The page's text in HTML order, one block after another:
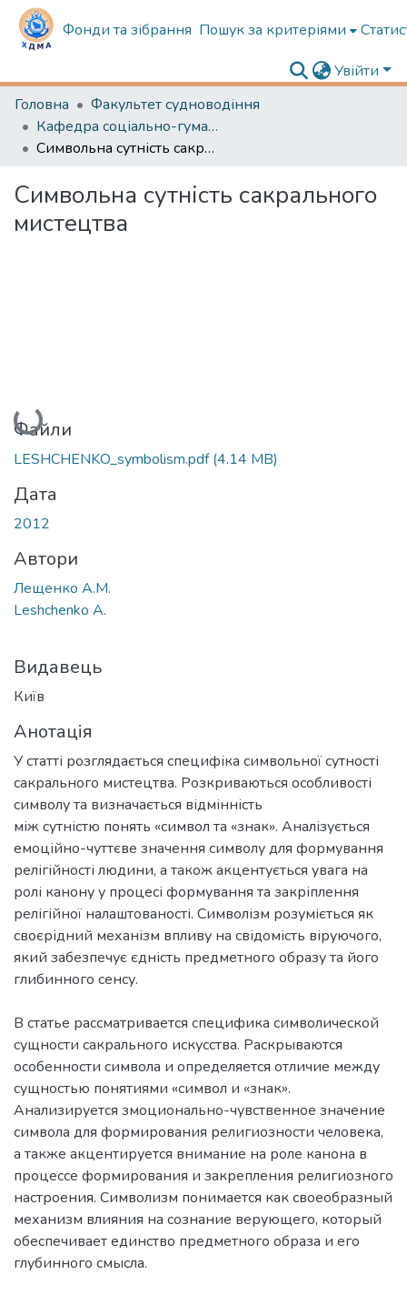
Фонди та зібрання Пошук за критеріями
Увійти
Головна
Факультет судноводіння
Кафедра соціально-гуманітарної підготовки
Символьна сутність сакрального мистецтва
Символьна сутність сакрального
мистецтва
Вантажиться...
Файли
LESHCHENKO_symbolism.pdf(4.14 MB)
Дата
2012
Автори
Лещенко А.М.
Leshchenko A.
Видавець
Київ
Анотація
У статті розглядається специфіка символьної сутності
сакрального мистецтва. Розкриваються особливості
символу та визначається відмінність
між сутністю понять «символ та «знак». Аналізується
емоційно-чуттєве значення символу для формування
релігійності людини, а також акцентується увага на
ролі канону у процесі формування та закріплення
релігійної налаштованості. Символізм розуміється як
своєрідний механізм впливу на свідомість віруючого,
який забезпечує єдність предметного образу та його
глибинного сенсу.
В статье рассматривается специфика символической
сущности сакрального искусства. Раскрываются
особенности символа и определяется отличие между
сущностью понятиями «символ и «знак».
Анализируется змоционально-чувственное значение
символа для формирования религиозности человека,
а также акцентируется внимание на роле канона в
процессе формирования и закрепления религиозного
настроения. Символизм понимается как своеобразный
механизм влияния на сознание верующего, который
обеспечивает единство предметного образа и его
глубинного смысла.